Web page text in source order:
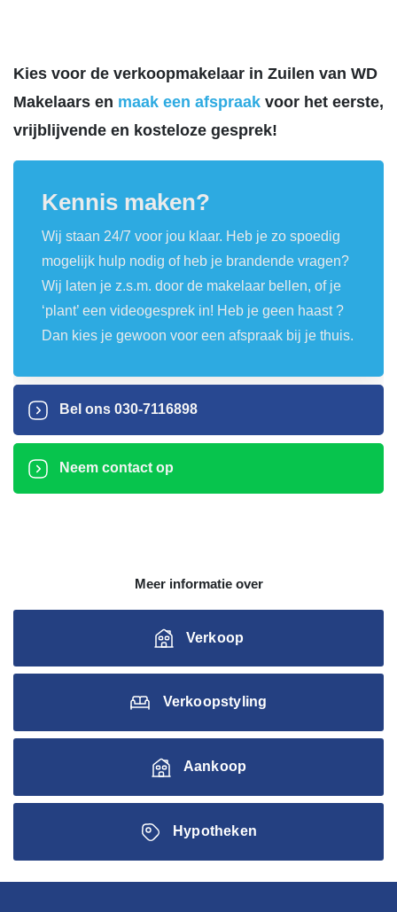
Kies voor de verkoopmakelaar in Zuilen van WD
Makelaars en maak een afspraak voor het eerste,
vrijblijvende en kosteloze gesprek!
Kennis maken?
Wij staan 24/7 voor jou klaar. Heb je zo spoedig
mogelijk hulp nodig of heb je brandende vragen?
Wij laten je z.s.m. door de makelaar bellen, of je
‘plant’ een videogesprek in! Heb je geen haast ?
Dan kies je gewoon voor een afspraak bij je thuis.
Bel ons 030-7116898
Neem contact op
Meer informatie over
Verkoop
Verkoopstyling
Aankoop
Hypotheken